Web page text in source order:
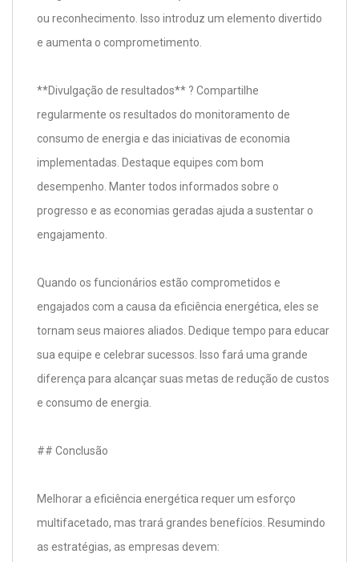
ou reconhecimento. Isso introduz um elemento divertido
e aumenta o comprometimento.
**Divulgação de resultados** ? Compartilhe
regularmente os resultados do monitoramento de
consumo de energia e das iniciativas de economia
implementadas. Destaque equipes com bom
desempenho. Manter todos informados sobre o
progresso e as economias geradas ajuda a sustentar o
engajamento.
Quando os funcionários estão comprometidos e
engajados com a causa da eficiência energética, eles se
tornam seus maiores aliados. Dedique tempo para educar
sua equipe e celebrar sucessos. Isso fará uma grande
diferença para alcançar suas metas de redução de custos
e consumo de energia.
## Conclusão
Melhorar a eficiência energética requer um esforço
multifacetado, mas trará grandes benefícios. Resumindo
as estratégias, as empresas devem: